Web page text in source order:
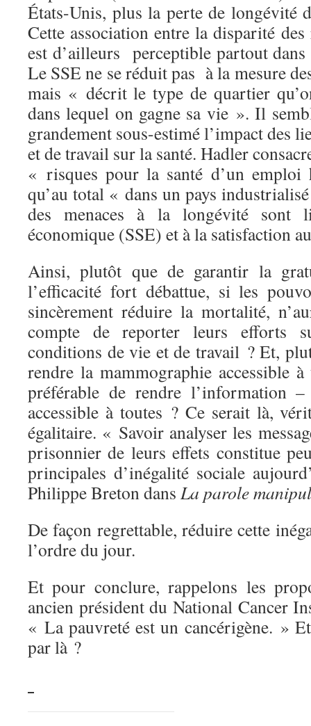
États-Unis, plus la perte de longévité
Cette association entre la disparité
est d’ailleurs perceptible partout dans
Le SSE ne se réduit pas à la mesure
mais « décrit le type de quartier
dans lequel on gagne sa vie ». Il
grandement sous-estimé l’impact des
et de travail sur la santé. Hadler
« risques pour la santé d’un emploi
qu’au total « dans un pays
des menaces à la longévité sont
économique (SSE) et à la satisfaction
Ainsi, plutôt que de garantir la
l’efficacité fort débattue, si les
sincèrement réduire la mortalité,
compte de reporter leurs efforts
conditions de vie et de travail ? Et,
rendre la mammographie accessible
préférable de rendre l’information
accessible à toutes ? Ce serait là,
égalitaire. « Savoir analyser les
prisonnier de leurs effets constitue
principales d’inégalité sociale
Philippe Breton dans La parole
De façon regrettable, réduire cette
l’ordre du jour.
Et pour conclure, rappelons les
ancien président du National Cancer
« La pauvreté est un cancérigène. »
par là ?